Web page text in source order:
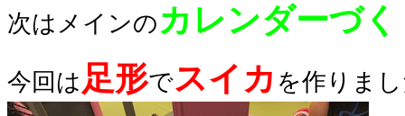
次はメインの カレンダーづ
今回は 足形でスイカ を作りま